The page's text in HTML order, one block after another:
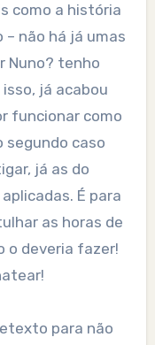
como a história
não há já umas
Nuno? tenho
já acabou
funcionar como
segundo caso
já as do
É para
as horas de
o deveria fazer!
para não